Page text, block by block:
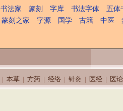
书法家 篆刻 字库 书法字体 五体
篆刻之家 字源 国学 古籍 中医
本草 方药 经络 针灸 医经 医论